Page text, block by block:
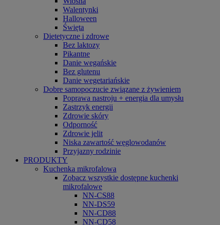
Walentynki
Halloween
Święta
Dietetyczne i zdrowe
Bez laktozy
Pikantne
Danie wegańskie
Bez glutenu
Danie wegetariańskie
Dobre samopoczucie związane z żywieniem
Poprawa nastroju + energia dla umysłu
Zastrzyk energii
Zdrowie skóry
Odporność
Zdrowie jelit
Niska zawartość węglowodanów
Przyjazny rodzinie
PRODUKTY
Kuchenka mikrofalowa
Zobacz wszystkie dostępne kuchenki
mikrofalowe
NN-CS88
NN-DS59
NN-CD88
NN-CD58